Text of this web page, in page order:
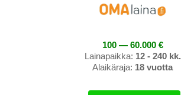
100 — 60.000 €
Lainapaikka: 12 - 240 kk.
Alaikäraja: 18 vuotta